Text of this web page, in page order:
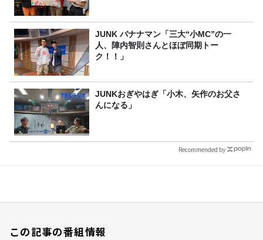
JUNK バナナマン「三大“小MC”の一
人、陣内智則さんとほぼ同期トー
ク！！」
JUNKおぎやはぎ「小木、矢作のお父さ
んになる」
Recommended by
この記事の番組情報